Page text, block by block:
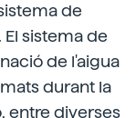
de
sistema de
de l'aigua
durant la
entre diverses